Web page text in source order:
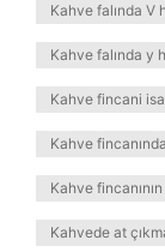
Kahve falında V
Kahve falında y
Kahve fincani
Kahve
Kahve
Kahvede at